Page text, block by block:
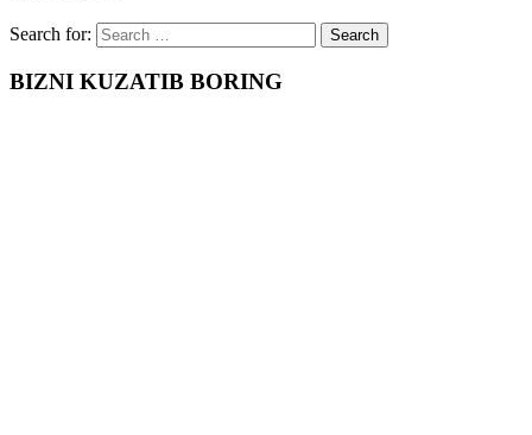
Search for:
BIZNI KUZATIB BORING